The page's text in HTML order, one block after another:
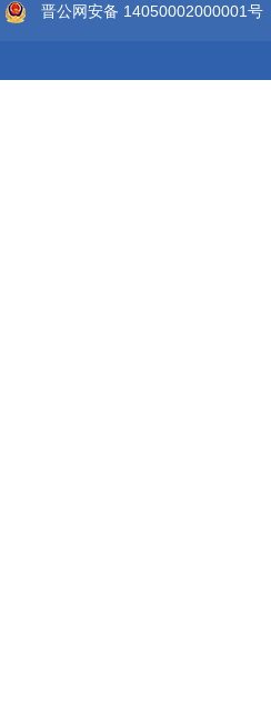
晋公网安备 14050002000001号